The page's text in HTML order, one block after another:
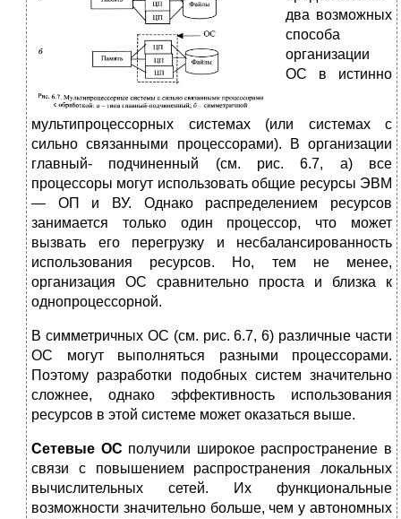
два возможных
способа
организации
ОС в истинно
мультипроцессорных системах (или системах с
сильно связанными процессорами). В организации
главный- подчиненный (см. рис. 6.7, а) все
процессоры могут использовать общие ресурсы ЭВМ
— ОП и ВУ. Однако распределением ресурсов
занимается только один процессор, что может
вызвать его перегрузку и несбалансированность
использования ресурсов. Но, тем не менее,
организация ОС сравнительно проста и близка к
однопроцессорной.
В симметричных ОС (см. рис. 6.7, 6) различные части
ОС могут выполняться разными процессорами.
Поэтому разработки подобных систем значительно
сложнее, однако эффективность использования
ресурсов в этой системе может оказаться выше.
Сетевые ОС получили широкое распространение в
связи с повышением распространения локальных
вычислительных сетей. Их функциональные
возможности значительно больше, чем у автономных